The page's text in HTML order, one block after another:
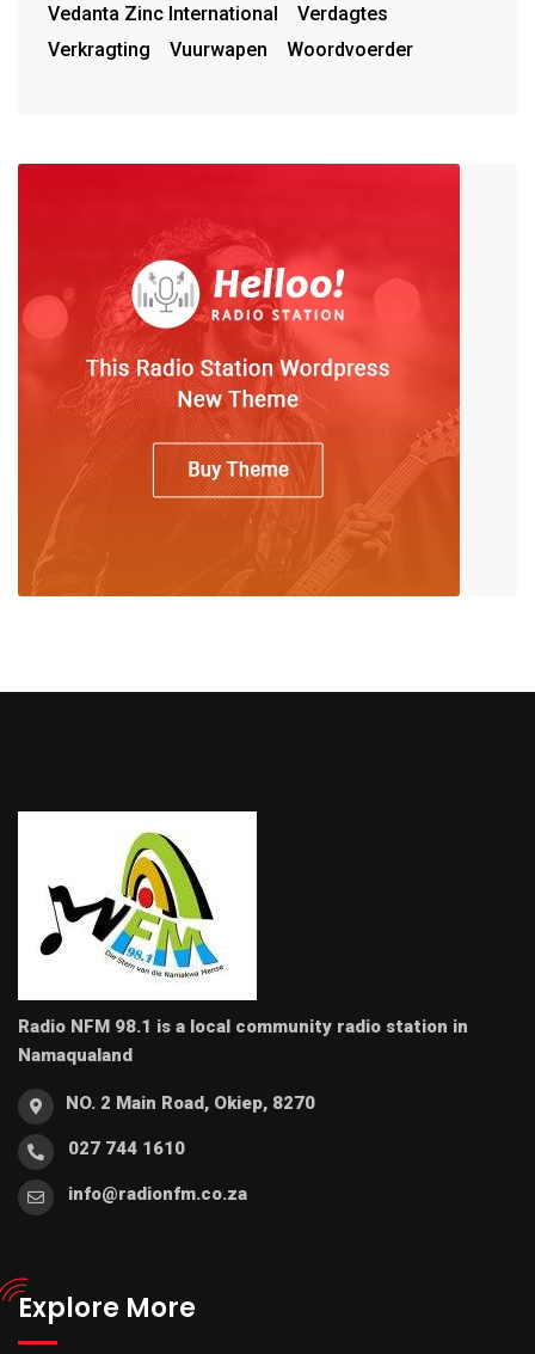
Vedanta Zinc International
Verdagtes
Verkragting
Vuurwapen Woordvoerder
Radio NFM 98.1 is a local community radio station in
Namaqualand
NO. 2 Main Road, Okiep, 8270
027 744 1610
info@radionfm.co.za
Explore More